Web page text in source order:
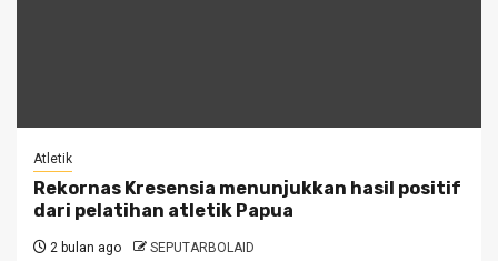
Atletik
Rekornas Kresensia menunjukkan hasil positif
dari pelatihan atletik Papua
2 bulan ago SEPUTARBOLAID